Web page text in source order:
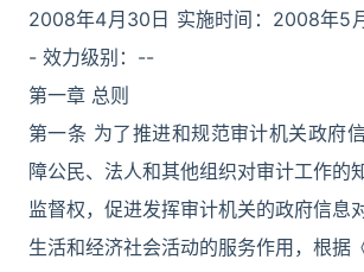
2008年4月30日 实施时间：2008年5
- 效力级别：--
第一章 总则
第一条 为了推进和规范审计机关政府
障公民、法人和其他组织对审计工作的
监督权，促进发挥审计机关的政府信息
生活和经济社会活动的服务作用，根据